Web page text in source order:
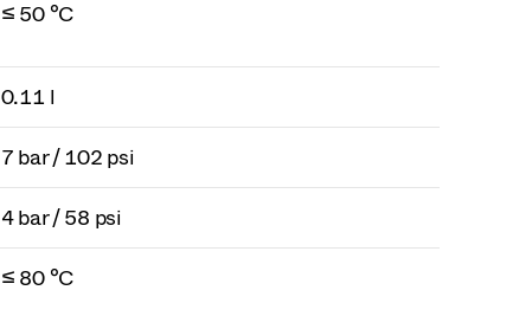
≤ 50 °C
0.11 l
7 bar / 102 psi
4 bar / 58 psi
≤ 80 °C